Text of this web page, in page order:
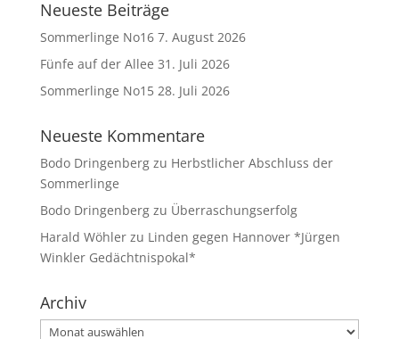
Neueste Beiträge
Sommerlinge No16 7. August 2026
Fünfe auf der Allee 31. Juli 2026
Sommerlinge No15 28. Juli 2026
Neueste Kommentare
Bodo Dringenbergzu Herbstlicher Abschluss der
Sommerlinge
Bodo Dringenbergzu Überraschungserfolg
Harald Wöhlerzu Linden gegen Hannover *Jürgen
Winkler Gedächtnispokal*
Archiv
Archiv